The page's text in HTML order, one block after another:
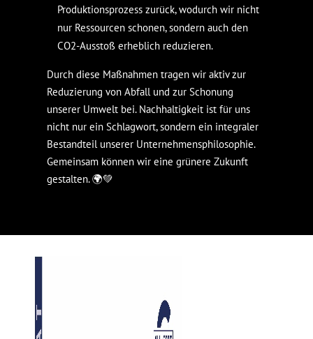
Produktionsprozess zurück, wodurch wir nicht
nur Ressourcen schonen, sondern auch den
CO2-Ausstoß erheblich reduzieren.
Durch diese Maßnahmen tragen wir aktiv zur
Reduzierung von Abfall und zur Schonung
unserer Umwelt bei. Nachhaltigkeit ist für uns
nicht nur ein Schlagwort, sondern ein integraler
Bestandteil unserer Unternehmensphilosophie.
Gemeinsam können wir eine grünere Zukunft
gestalten. 🌍💚